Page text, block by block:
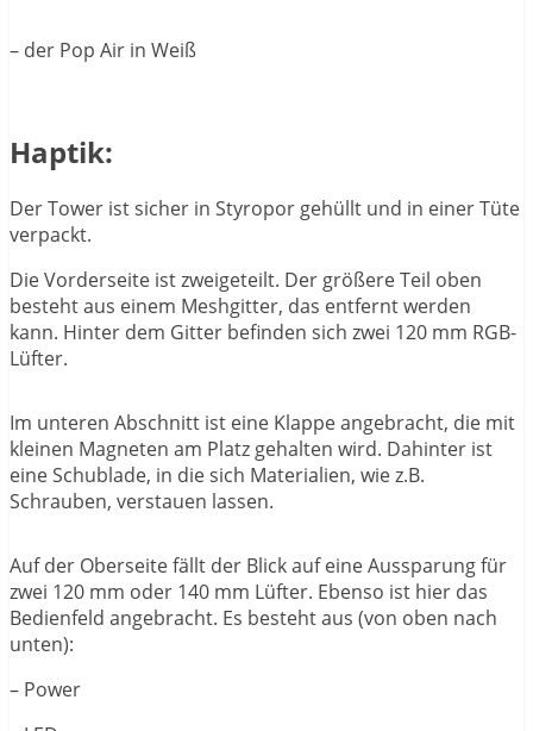
– der Pop Air in Weiß
Haptik:
Der Tower ist sicher in Styropor gehüllt und in einer Tüte
verpackt.
Die Vorderseite ist zweigeteilt. Der größere Teil oben
besteht aus einem Meshgitter, das entfernt werden
kann. Hinter dem Gitter befinden sich zwei 120 mm RGB-
Lüfter.
Im unteren Abschnitt ist eine Klappe angebracht, die mit
kleinen Magneten am Platz gehalten wird. Dahinter ist
eine Schublade, in die sich Materialien, wie z.B.
Schrauben, verstauen lassen.
Auf der Oberseite fällt der Blick auf eine Aussparung für
zwei 120 mm oder 140 mm Lüfter. Ebenso ist hier das
Bedienfeld angebracht. Es besteht aus (von oben nach
unten):
– Power